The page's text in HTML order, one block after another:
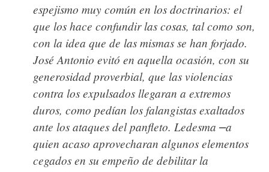
espejismo muy común en los doctrinarios: el
que los hace confundir las cosas, tal como son,
con la idea que de las mismas se han forjado.
José Antonio evitó en aquella ocasión, con su
generosidad proverbial, que las violencias
contra los expulsados llegaran a extremos
duros, como pedían los falangistas exaltados
ante los ataques del panfleto. Ledesma ⎼a
quien acaso aprovecharan algunos elementos
cegados en su empeño de debilitar la